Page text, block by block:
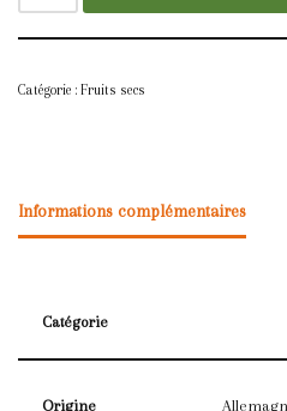
Catégorie : Fruits secs
Informations complémentaires
Catégorie
Origine